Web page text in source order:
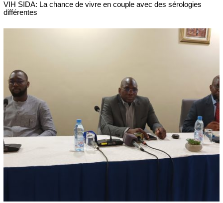
VIH SIDA: La chance de vivre en couple avec des sérologies
différentes